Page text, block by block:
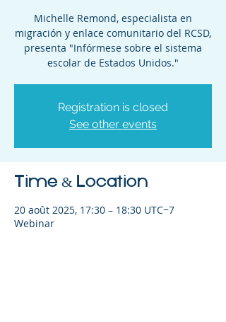
Michelle Remond, especialista en
migración y enlace comunitario del RCSD,
presenta "Infórmese sobre el sistema
escolar de Estados Unidos."
Registration is closed
See other events
Time & Location
20 août 2025, 17:30 – 18:30 UTC−7
Webinar